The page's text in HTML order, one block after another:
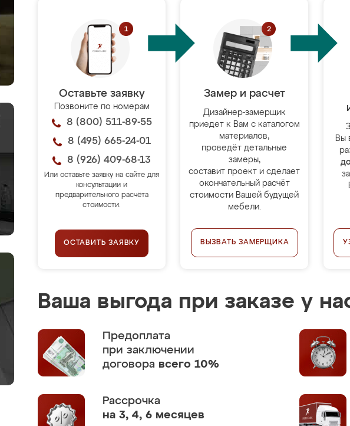
Оставьте заявку
Позвоните по номерам
8 (800) 511-89-55
8 (495) 665-24-01
8 (926) 409-68-13
Или оставьте заявку на сайте для
консультации и
предварительного расчёта
стоимости.
ОСТАВИТЬ ЗАЯВКУ
Замер и расчет
Дизайнер-замерщик
приедет к Вам с каталогом
материалов,
проведёт детальные
замеры,
составит проект и сделает
окончательный расчёт
стоимости Вашей будущей
мебели.
ВЫЗВАТЬ ЗАМЕРЩИКА
Вы
Ваша выгода при заказе у
Предоплата
при заключении
договора всего 10%
Рассрочка
на 3, 4, 6 месяцев